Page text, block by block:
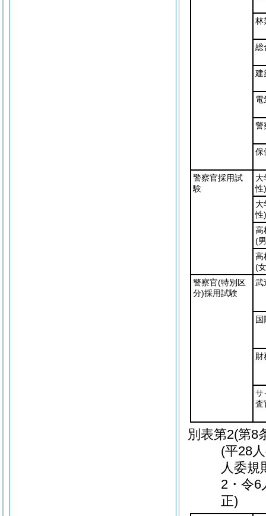
林
総
建
電
警
保
警察官採用試
験
大
性)
大
性)
高
(
高
(
警察官(特別区
分)採用試験
武
国
財
サ
査
別表第2(第8
(平28
人委規
2・令6
正)